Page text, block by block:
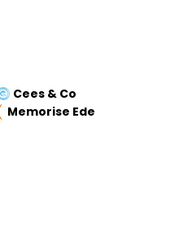
Cees & Co
Memorise Ede